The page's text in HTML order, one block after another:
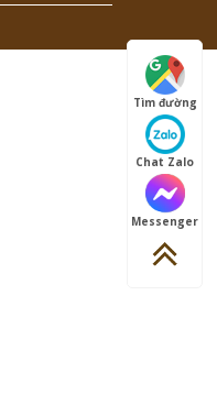
Tìm đường
Chat Zalo
Messenger